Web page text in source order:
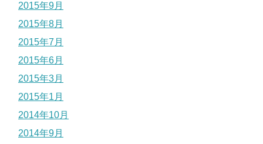
2015年9月
2015年8月
2015年7月
2015年6月
2015年3月
2015年1月
2014年10月
2014年9月